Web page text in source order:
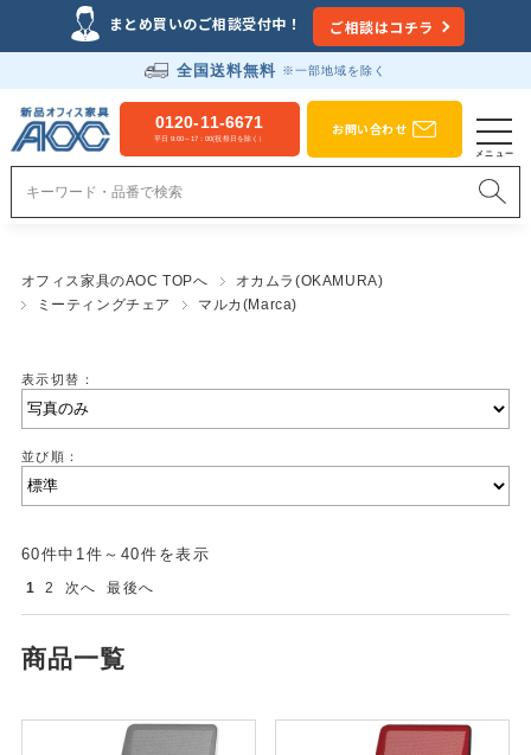
まとめ買いのご相談受付中！ ご相談はコチラ
全国送料無料 ※一部地域を除く
0120-11-6671
平日 9:00～17：00(祝祭日を除く）
お問い合わせ
オフィス家具のAOC TOPへ
オカムラ(OKAMURA)
ミーティングチェア
マルカ(Marca)
表示切替：
並び順：
60件中1件～40件を表示
1 2 次へ 最後へ
商品一覧